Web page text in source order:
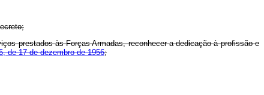
prestados às Forças Armadas, reconhecer a dedicação à profissão e
de 17 de dezembro de 1956;